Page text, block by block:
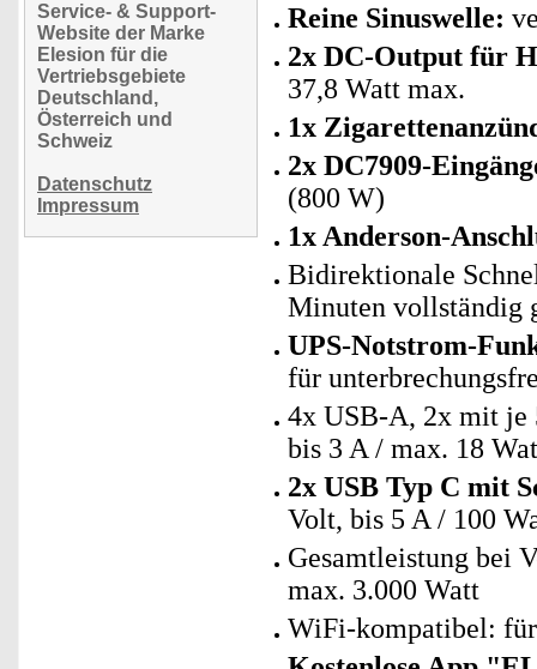
Service- & Support-
Website der Marke
Elesion für die
Vertriebsgebiete
Deutschland,
Österreich und
Schweiz
Datenschutz
Impressum
Reine Sinuswelle:
2x DC-Output für
37,8 Watt max.
1x
2x DC7909-
(800 W)
1x Anderson-
Bidirektionale
Minuten vollständig
UPS-Notstrom-
für
4x USB-A, 2x mit je
bis 3 A / max. 18
2x USB Typ C mit
Volt, bis 5 A / 100
Gesamtleistung bei
max. 3.000 Watt
WiFi-kompatibel: